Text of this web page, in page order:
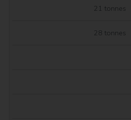
21 tonnes
28 tonnes